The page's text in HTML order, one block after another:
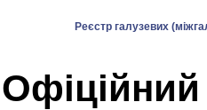
Реєстр галузевих